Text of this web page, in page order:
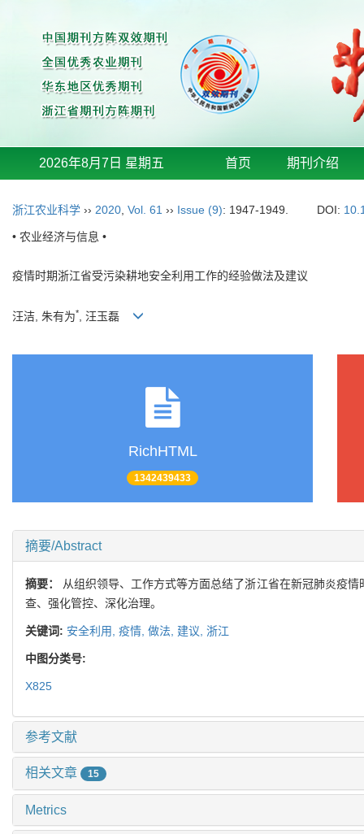
2026年8月7日 星期五 首页 期刊介绍
浙江农业科学 ›› 2020 Vol. 61 ›› Issue (9): 1947-1949. DOI:
• 农业经济与信息 •
疫情时期浙江省受污染耕地安全利用工作的经验做法及建议
汪洁, 朱有为*, 汪玉磊
RichHTML
1342439433
摘要/Abstract
摘要：
从组织领导、工作方式等方面总结了浙江省在新冠肺炎疫
查、强化管控、深化治理。
关键词: 安全利用, 疫情, 做法, 建议, 浙江
中图分类号:
X825
参考文献
相关文章 15
Metrics